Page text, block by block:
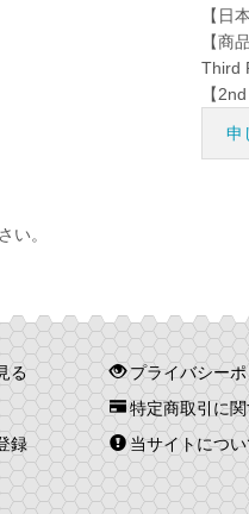
【日
【商
Third
【
申
い。
る
録
プライバシー
特定商取引に
当サイトにつ